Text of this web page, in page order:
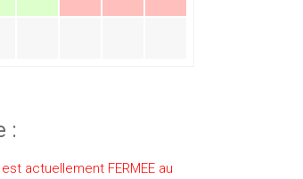
:
actuellement FERMEE au